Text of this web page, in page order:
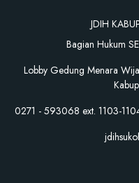
JDIH
Bagian Hukum
Lobby Gedung Menara
0271 - 593068 ext. 1103-